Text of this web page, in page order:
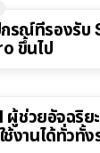
รณ์ที่รองรับ
ขึ้นไป
ผู้ช่วยอัจฉริย
ช้งานได้ทั่วทั้ง